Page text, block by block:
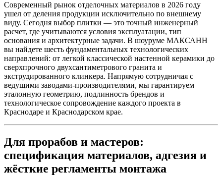
Современный рынок отделочных материалов в 2026 году
ушел от деления продукции исключительно по внешнему
виду. Сегодня выбор плитки — это точный инженерный
расчет, где учитываются условия эксплуатации, тип
основания и архитектурные задачи. В шоуруме МАКСАНН
вы найдете шесть фундаментальных технологических
направлений: от легкой классической настенной керамики до
сверхпрочного двухсантиметрового гранита и
экструдированного клинкера. Напрямую сотрудничая с
ведущими заводами‑производителями, мы гарантируем
эталонную геометрию, подлинность брендов и
технологическое сопровождение каждого проекта в
Краснодаре и Краснодарском крае.
Для прорабов и мастеров:
спецификация материалов, адгезия и
жёсткие регламенты монтажа